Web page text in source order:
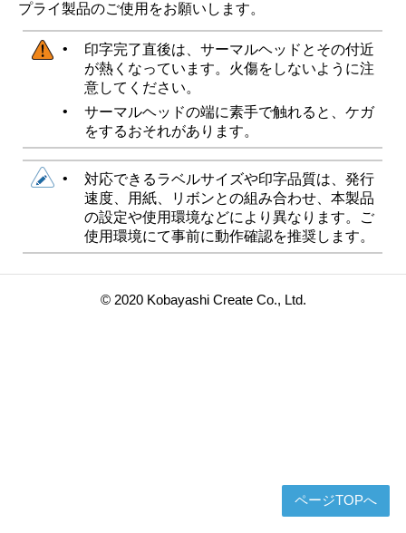
プライ製品のご使用をお願いします。
•
印字完了直後は、サーマルヘッドとその付近
が熱くなっています。火傷をしないように注
意してください。
•
サーマルヘッドの端に素手で触れると、ケガ
をするおそれがあります。
•
対応できるラベルサイズや印字品質は、発行
速度、用紙、リボンとの組み合わせ、本製品
の設定や使用環境などにより異なります。ご
使用環境にて事前に動作確認を推奨します。
ページTOPへ
© 2020 Kobayashi Create Co., Ltd.